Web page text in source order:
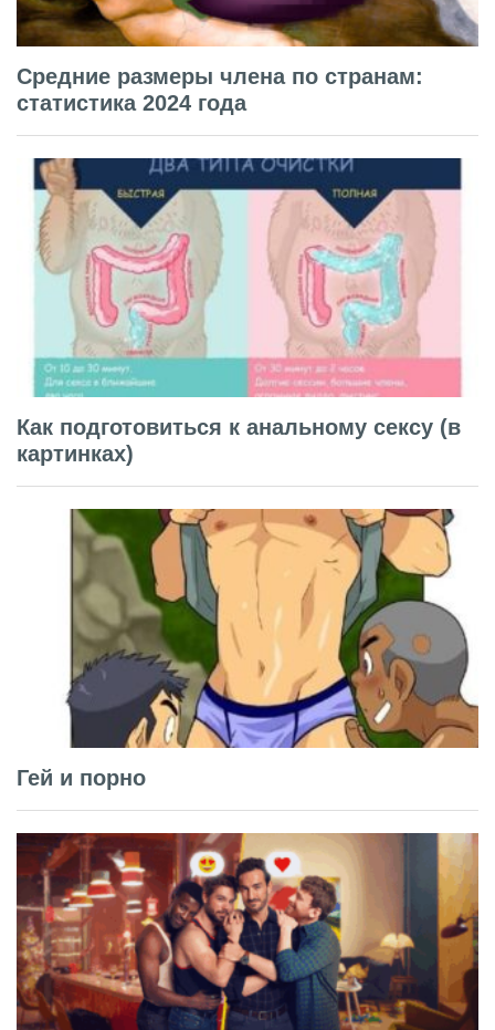
Средние размеры члена по странам:
статистика 2024 года
Как подготовиться к анальному сексу (в
картинках)
Гей и порно